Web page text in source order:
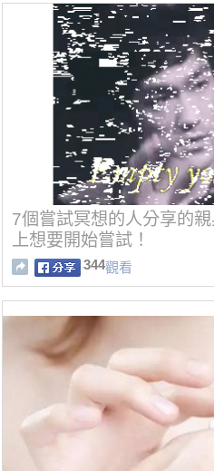
7個嘗試冥想的人分享的
上想要開始嘗試！
344觀看